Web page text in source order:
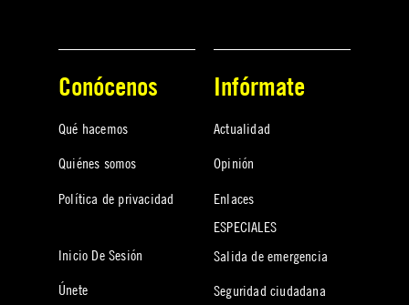
Conócenos
Qué hacemos
Quiénes somos
Política de privacidad
Inicio De Sesión
Únete
Infórmate
Actualidad
Opinión
Enlaces
ESPECIALES
Salida de emergencia
Seguridad ciudadana